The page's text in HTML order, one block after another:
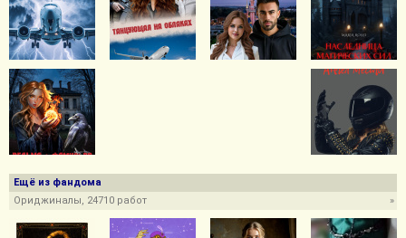
Ещё из фандома
»
Ориджиналы, 24710 работ